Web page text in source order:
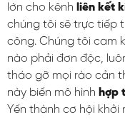
lớn cho kênh liên kết
chúng tôi sẽ trực tiếp
công. Chúng tôi cam
nào phải đơn độc,
tháo gỡ mọi rào cản
này biến mô hình hợp
Yến thành cơ hội